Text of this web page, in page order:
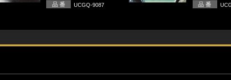
品 番 UCGQ-9087 品 番